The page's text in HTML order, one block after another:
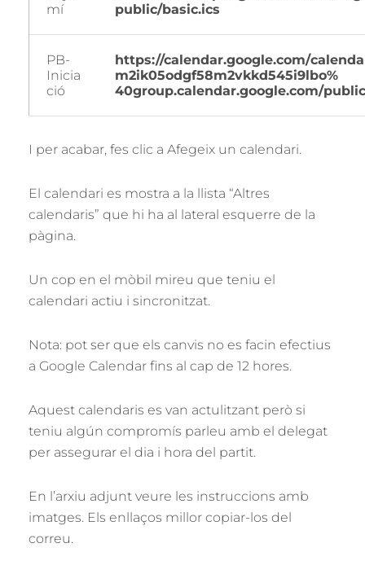
mí
public/basic.ics
PB-
Inicia
ció
https://calendar.google.com/
m2ik05odgf58m2vkkd545i9lbo%
40group.calendar.google.com/
I per acabar, fes clic a Afegeix un calendari.
El calendari es mostra a la llista “Altres
calendaris” que hi ha al lateral esquerre de la
pàgina.
Un cop en el mòbil mireu que teniu el
calendari actiu i sincronitzat.
Nota: pot ser que els canvis no es facin efectius
a Google Calendar fins al cap de 12 hores.
Aquest calendaris es van actulitzant però si
teniu algún compromís parleu amb el delegat
per assegurar el dia i hora del partit.
En l’arxiu adjunt veure les instruccions amb
imatges. Els enllaços millor copiar-los del
correu.